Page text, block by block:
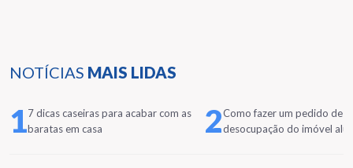
NOTÍCIAS MAIS LIDAS
17 dicas caseiras para acabar com as
baratas em casa
2Como fazer um pedido de
desocupação do imóvel